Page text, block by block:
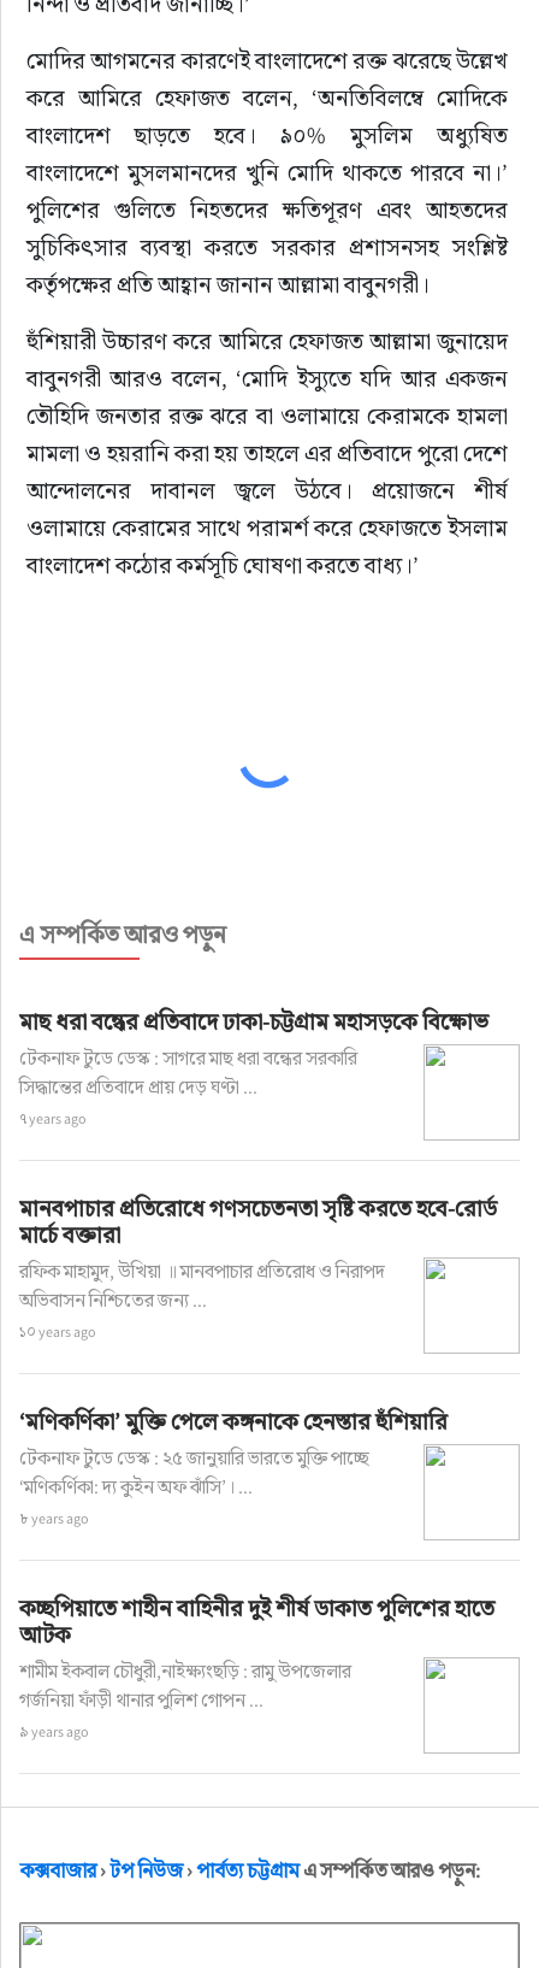
মোদির আগমনের কারণেই বাংলাদেশে রক্ত ঝরেছে উল্লেখ
করে আমিরে হেফাজত বলেন, ‘অনতিবিলম্বে মোদিকে
বাংলাদেশ ছাড়তে হবে। ৯০% মুসলিম অধ্যুষিত
বাংলাদেশে মুসলমানদের খুনি মোদি থাকতে পারবে না।’
পুলিশের গুলিতে নিহতদের ক্ষতিপূরণ এবং আহতদের
সুচিকিৎসার ব্যবস্থা করতে সরকার প্রশাসনসহ সংশ্লিষ্ট
কর্তৃপক্ষের প্রতি আহ্বান জানান আল্লামা বাবুনগরী।
হুঁশিয়ারী উচ্চারণ করে আমিরে হেফাজত আল্লামা জুনায়েদ
বাবুনগরী আরও বলেন, ‘মোদি ইস্যুতে যদি আর একজন
তৌহিদি জনতার রক্ত ঝরে বা ওলামায়ে কেরামকে হামলা
মামলা ও হয়রানি করা হয় তাহলে এর প্রতিবাদে পুরো দেশে
আন্দোলনের দাবানল জ্বলে উঠবে। প্রয়োজনে শীর্ষ
ওলামায়ে কেরামের সাথে পরামর্শ করে হেফাজতে ইসলাম
বাংলাদেশ কঠোর কর্মসূচি ঘোষণা করতে বাধ্য।’
এ সম্পর্কিত আরও পড়ুন
মাছ ধরা বন্ধের প্রতিবাদে ঢাকা-চট্টগ্রাম মহাসড়কে বিক্ষোভ
টেকনাফ টুডে ডেস্ক : সাগরে মাছ ধরা বন্ধের সরকারি
সিদ্ধান্তের প্রতিবাদে প্রায় দেড় ঘণ্টা ...
৭ years ago
মানবপাচার প্রতিরোধে গণসচেতনতা সৃষ্টি করতে হবে-রোর্ড
মার্চে বক্তারা
রফিক মাহামুদ, উখিয়া ॥ মানবপাচার প্রতিরোধ ও নিরাপদ
অভিবাসন নিশ্চিতের জন্য ...
১০ years ago
‘মণিকর্ণিকা’ মুক্তি পেলে কঙ্গনাকে হেনস্তার হুঁশিয়ারি
টেকনাফ টুডে ডেস্ক : ২৫ জানুয়ারি ভারতে মুক্তি পাচ্ছে
‘মণিকর্ণিকা: দ্য কুইন অফ ঝাঁসি’। ...
৮ years ago
কচ্ছপিয়াতে শাহীন বাহিনীর দুই শীর্ষ ডাকাত পুলিশের হাতে
আটক
শামীম ইকবাল চৌধুরী,নাইক্ষ্যংছড়ি : রামু উপজেলার
গর্জনিয়া ফাঁড়ী থানার পুলিশ গোপন ...
৯ years ago
কক্সবাজার›টপ নিউজ›পার্বত্য চট্টগ্রামএ সম্পর্কিত আরও পড়ুন: